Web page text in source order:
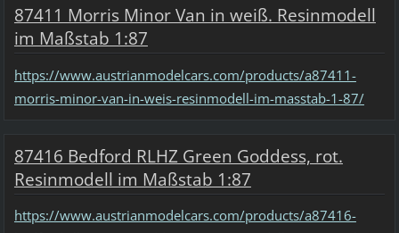
87411 Morris Minor Van in weiß. Resinmodell
im Maßstab 1:87
https://www.austrianmodelcars.com/products/a87411-
morris-minor-van-in-weis-resinmodell-im-masstab-1-87/
87416 Bedford RLHZ Green Goddess, rot.
Resinmodell im Maßstab 1:87
https://www.austrianmodelcars.com/products/a87416-